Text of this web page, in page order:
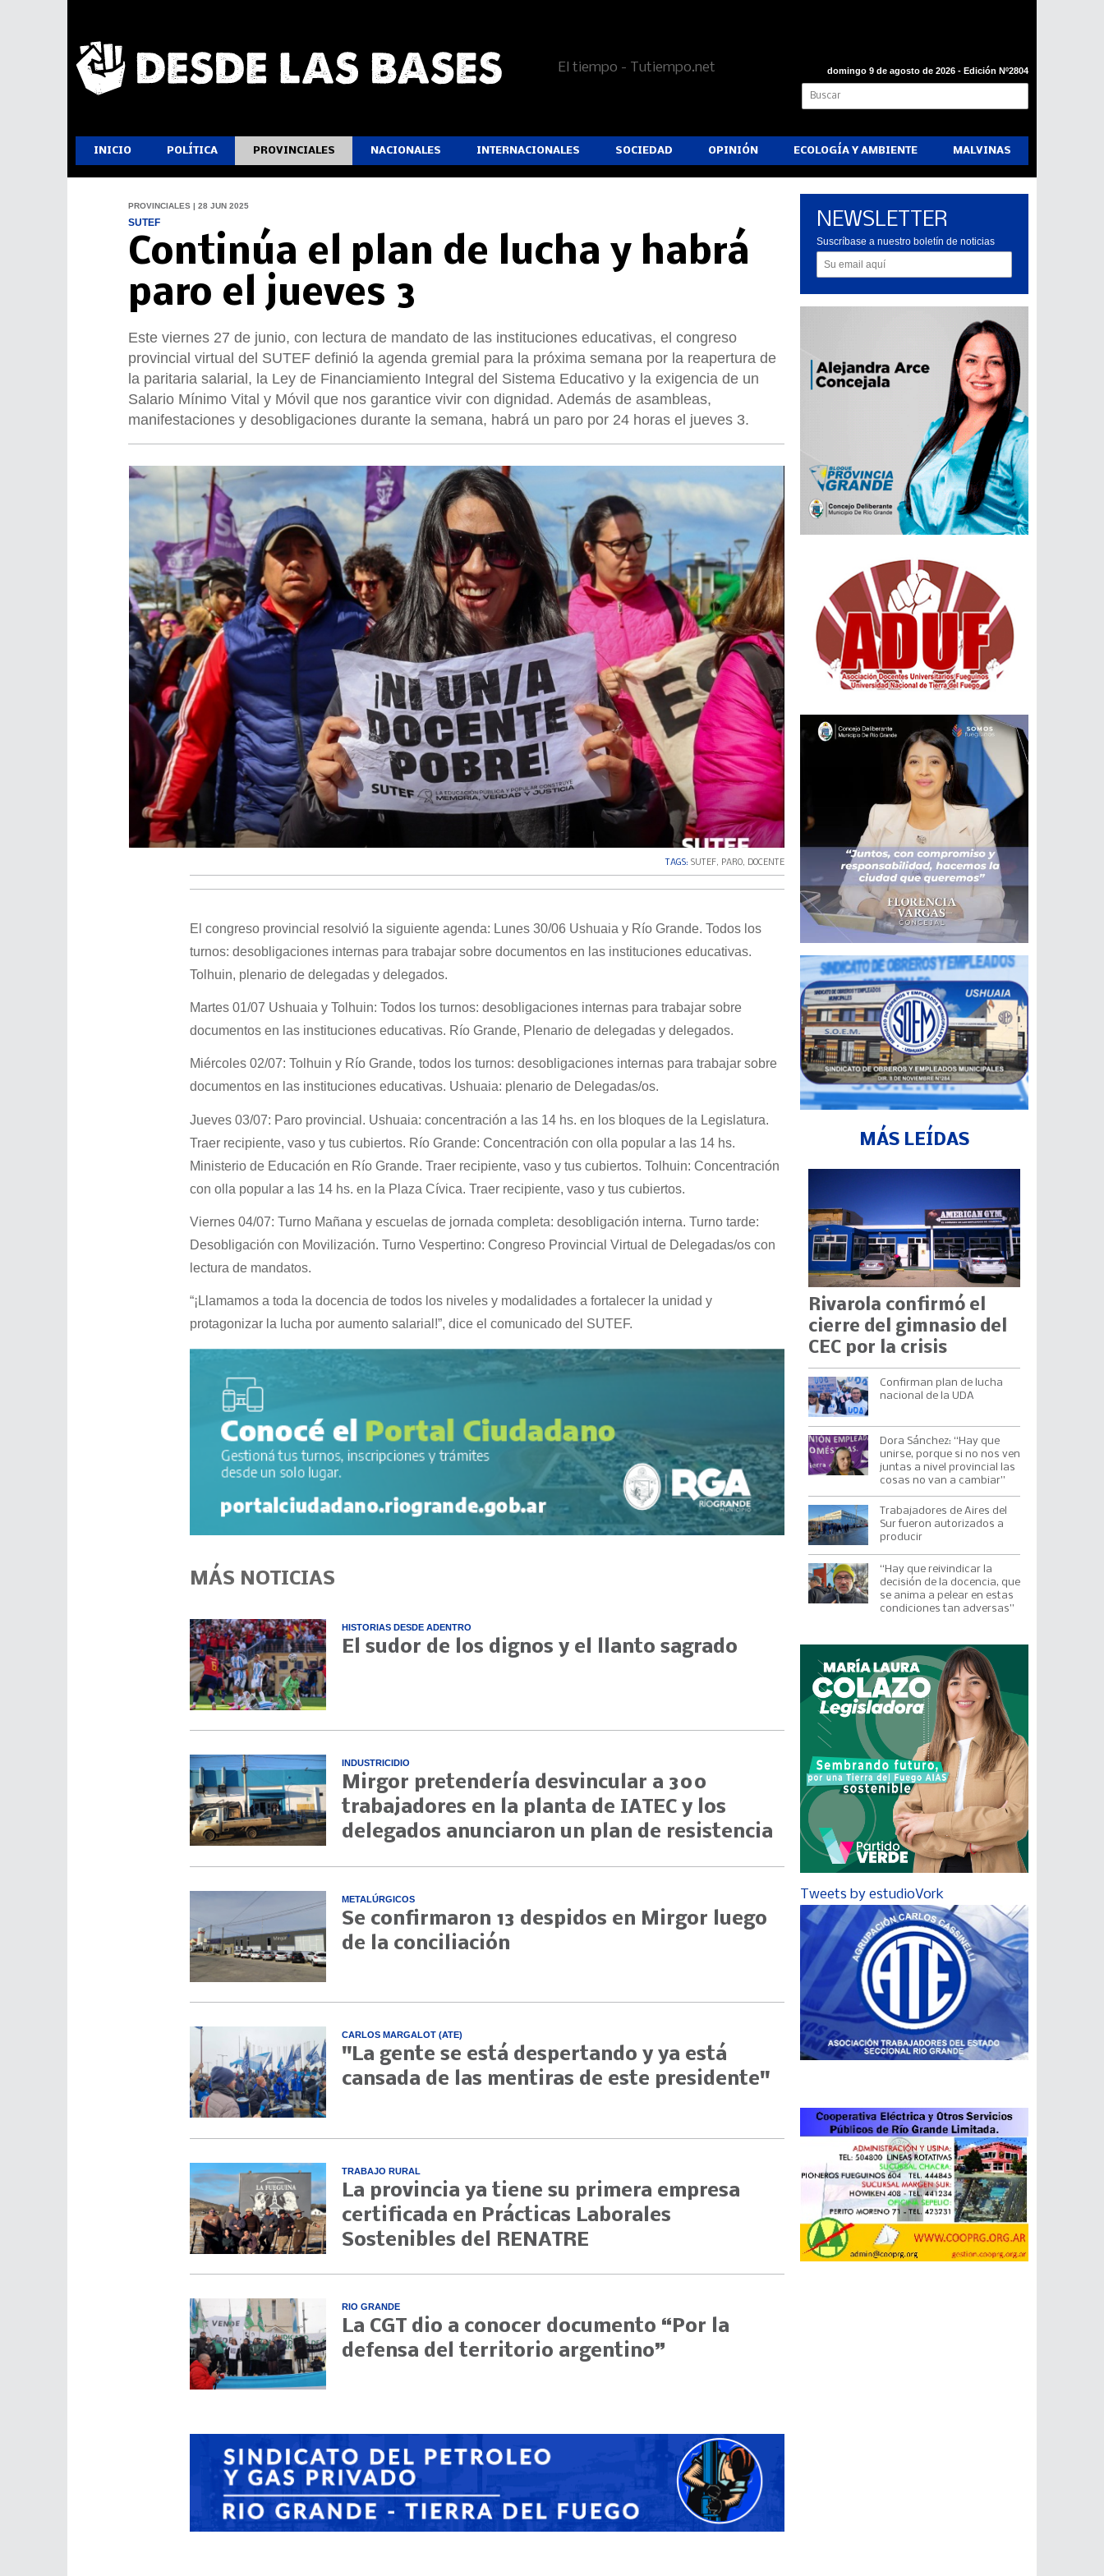
El tiempo - Tutiempo.net domingo 9 de agosto de 2026 - Edición Nº2804
INICIO POLÍTICA PROVINCIALES NACIONALES INTERNACIONALES SOCIEDAD OPINIÓN ECOLOGÍA Y AMBIENTE MALVINAS
PROVINCIALES | 28 JUN 2025
SUTEF
Continúa el plan de lucha y habrá
paro el jueves 3
Este viernes 27 de junio, con lectura de mandato de las instituciones educativas, el congreso
provincial virtual del SUTEF definió la agenda gremial para la próxima semana por la reapertura de
la paritaria salarial, la Ley de Financiamiento Integral del Sistema Educativo y la exigencia de un
Salario Mínimo Vital y Móvil que nos garantice vivir con dignidad. Además de asambleas,
manifestaciones y desobligaciones durante la semana, habrá un paro por 24 horas el jueves 3.
TAGS: SUTEF, PARO, DOCENTE
El congreso provincial resolvió la siguiente agenda: Lunes 30/06 Ushuaia y Río Grande. Todos los
turnos: desobligaciones internas para trabajar sobre documentos en las instituciones educativas.
Tolhuin, plenario de delegadas y delegados.
Martes 01/07 Ushuaia y Tolhuin: Todos los turnos: desobligaciones internas para trabajar sobre
documentos en las instituciones educativas. Río Grande, Plenario de delegadas y delegados.
Miércoles 02/07: Tolhuin y Río Grande, todos los turnos: desobligaciones internas para trabajar sobre
documentos en las instituciones educativas. Ushuaia: plenario de Delegadas/os.
Jueves 03/07: Paro provincial. Ushuaia: concentración a las 14 hs. en los bloques de la Legislatura.
Traer recipiente, vaso y tus cubiertos. Río Grande: Concentración con olla popular a las 14 hs.
Ministerio de Educación en Río Grande. Traer recipiente, vaso y tus cubiertos. Tolhuin: Concentración
con olla popular a las 14 hs. en la Plaza Cívica. Traer recipiente, vaso y tus cubiertos.
Viernes 04/07: Turno Mañana y escuelas de jornada completa: desobligación interna. Turno tarde:
Desobligación con Movilización. Turno Vespertino: Congreso Provincial Virtual de Delegadas/os con
lectura de mandatos.
“¡Llamamos a toda la docencia de todos los niveles y modalidades a fortalecer la unidad y
protagonizar la lucha por aumento salarial!”, dice el comunicado del SUTEF.
MÁS NOTICIAS
HISTORIAS DESDE ADENTRO
El sudor de los dignos y el llanto sagrado
INDUSTRICIDIO
Mirgor pretendería desvincular a 300
trabajadores en la planta de IATEC y los
delegados anunciaron un plan de resistencia
METALÚRGICOS
Se confirmaron 13 despidos en Mirgor luego
de la conciliación
CARLOS MARGALOT (ATE)
"La gente se está despertando y ya está
cansada de las mentiras de este presidente"
TRABAJO RURAL
La provincia ya tiene su primera empresa
certificada en Prácticas Laborales
Sostenibles del RENATRE
RIO GRANDE
La CGT dio a conocer documento “Por la
defensa del territorio argentino”
NEWSLETTER
Suscríbase a nuestro boletín de noticias
MÁS LEÍDAS
Rivarola confirmó el
cierre del gimnasio del
CEC por la crisis
Confirman plan de lucha
nacional de la UDA
Dora Sánchez: “Hay que
unirse, porque si no nos ven
juntas a nivel provincial las
cosas no van a cambiar”
Trabajadores de Aires del
Sur fueron autorizados a
producir
“Hay que reivindicar la
decisión de la docencia, que
se anima a pelear en estas
condiciones tan adversas”
Tweets by estudioVork